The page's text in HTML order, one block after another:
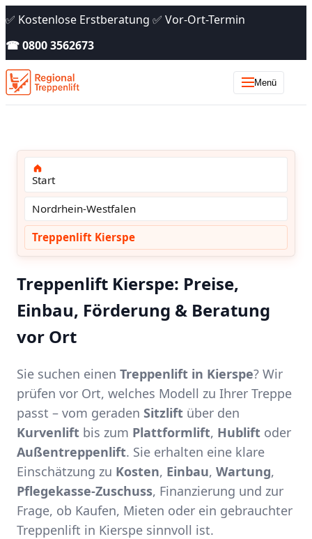
✅ Kostenlose Erstberatung ✅ Vor-Ort-Termin
☎ 0800 3562673
Menü
Start
Nordrhein-Westfalen
Treppenlift Kierspe
Treppenlift Kierspe: Preise,
Einbau, Förderung & Beratung
vor Ort
Sie suchen einen Treppenlift in Kierspe? Wir
prüfen vor Ort, welches Modell zu Ihrer Treppe
passt – vom geraden Sitzlift über den
Kurvenlift bis zum Plattformlift, Hublift oder
Außentreppenlift. Sie erhalten eine klare
Einschätzung zu Kosten, Einbau, Wartung,
Pflegekasse-Zuschuss, Finanzierung und zur
Frage, ob Kaufen, Mieten oder ein gebrauchter
Treppenlift in Kierspe sinnvoll ist.